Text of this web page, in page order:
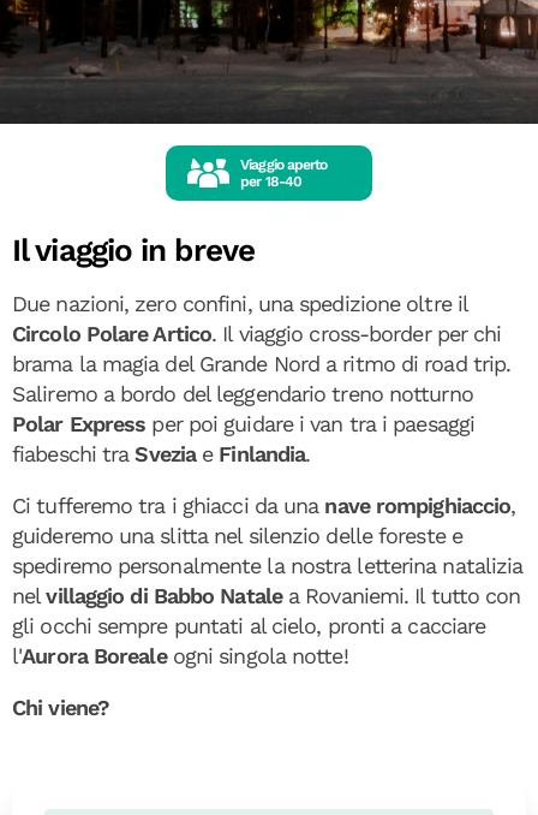
Viaggio aperto
per 18-40
Il viaggio in breve
Due nazioni, zero confini, una spedizione oltre il
Circolo Polare Artico. Il viaggio cross-border per chi
brama la magia del Grande Nord a ritmo di road trip.
Saliremo a bordo del leggendario treno notturno
Polar Express per poi guidare i van tra i paesaggi
fiabeschi traSveziae Finlandia.
Ci tufferemo tra i ghiacci da una nave rompighiaccio,
guideremo una slitta nel silenzio delle foreste e
spediremo personalmente la nostra letterina natalizia
nelvillaggio di Babbo Natalea Rovaniemi. Il tutto con
gli occhi sempre puntati al cielo, pronti a cacciare
l'Aurora Borealeogni singola notte!
Chi viene?